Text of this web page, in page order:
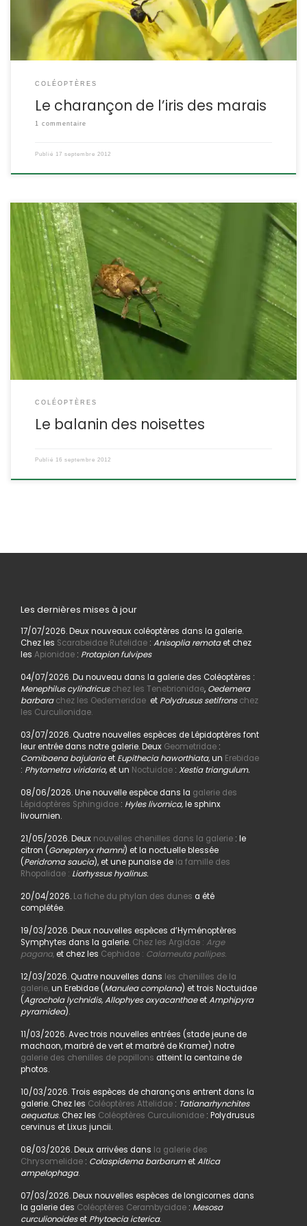
album » désigne le point […]
COLÉOPTÈRES
Le charançon de l’iris des marais
1 commentaire
Publié 17 septembre 2012
C’est un petit charançon avec un rostre impressionnant ! Présent
dans tous les noisetiers ! Curculio nucum POSITION
SYSTÉMATIQUE : Insecte, Coléoptère Famille des Curculionidae
ETYMOLOGIE : nucum = des noix Balanin vient d’un mot grec qui
signifie gland Son nom anglais est « nut weevil », le charançon
des noisettes. DESCRIPTION : Taille : Le balanin des […]
COLÉOPTÈRES
Le balanin des noisettes
Publié 16 septembre 2012
Les dernières mises à jour
17/07/2026. Deux nouveaux coléoptères dans la galerie.
Chez les Scarabeidae Rutelidae: Anisoplia remotaet chez
les Apionidae: Protapion fulvipes
04/07/2026. Du nouveau dans la galerie des Coléoptères :
Menephilus cylindricus chez les Tenebrionidae,Oedemera
barbara chez les Oedemeridaeet Polydrusus setifrons chez
les Curculionidae.
03/07/2026. Quatre nouvelles espèces de Lépidoptères font
leur entrée dans notre galerie. Deux Geometridae:
Comibaena bajulariaet Eupithecia haworthiata,un Erebidae
: Phytometra viridaria, et un Noctuidae: Xestia triangulum.
08/06/2026. Une nouvelle espèce dans la galerie des
Lépidoptères Sphingidae: Hyles livornica,le sphinx
livournien.
21/05/2026. Deux nouvelles chenilles dans la galerie : le
citron (Gonepteryx rhamni) et la noctuelle blessée
(Peridroma saucia), et une punaise dela famille des
Rhopalidae : Liorhyssus hyalinus.
20/04/2026. La fiche du phylan des dunes a été
complétée.
19/03/2026. Deux nouvelles espèces d’Hyménoptères
Symphytes dans la galerie. Chez les Argidae : Arge
pagana,et chez les Cephidae : Calameuta pallipes.
12/03/2026. Quatre nouvelles dans les chenilles de la
galerie,un Erebidae (Manulea complana) et trois Noctuidae
(Agrochola lychnidis, Allophyes oxyacanthaeetAmphipyra
pyramidea).
11/03/2026. Avec trois nouvelles entrées (stade jeune de
machaon, marbré de vert et marbré de Kramer) notre
galerie des chenilles de papillons atteint la centaine de
photos.
10/03/2026. Trois espèces de charançons entrent dans la
galerie. Chez les Coléoptères Attelidae: Tatianarhynchites
aequatus. Chez les Coléoptères Curculionidae: Polydrusus
cervinus et Lixus juncii.
08/03/2026. Deux arrivées dans la galerie des
Chrysomelidae: Colaspidema barbarumetAltica
ampelophaga.
07/03/2026. Deux nouvelles espèces de longicornes dans
la galerie des Coléoptères Cerambycidae: Mesosa
curculionoideset Phytoecia icterica.